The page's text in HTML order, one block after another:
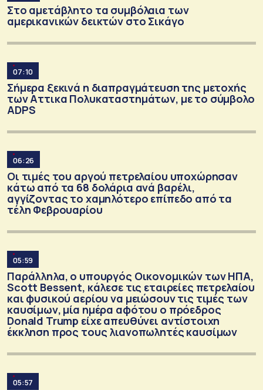
Στο αμετάβλητο τα συμβόλαια των
αμερικανικών δεικτών στο Σικάγο
07:10
Σήμερα ξεκινά η διαπραγμάτευση της μετοχής
των Αττικα Πολυκαταστημάτων, με το σύμβολο
ADPS
06:26
Οι τιμές του αργού πετρελαίου υποχώρησαν
κάτω από τα 68 δολάρια ανά βαρέλι,
αγγίζοντας το χαμηλότερο επίπεδο από τα
τέλη Φεβρουαρίου
05:59
Παράλληλα, ο υπουργός Οικονομικών των ΗΠΑ,
Scott Bessent, κάλεσε τις εταιρείες πετρελαίου
και φυσικού αερίου να μειώσουν τις τιμές των
καυσίμων, μία ημέρα αφότου ο πρόεδρος
Donald Trump είχε απευθύνει αντίστοιχη
έκκληση προς τους λιανοπωλητές καυσίμων
05:57